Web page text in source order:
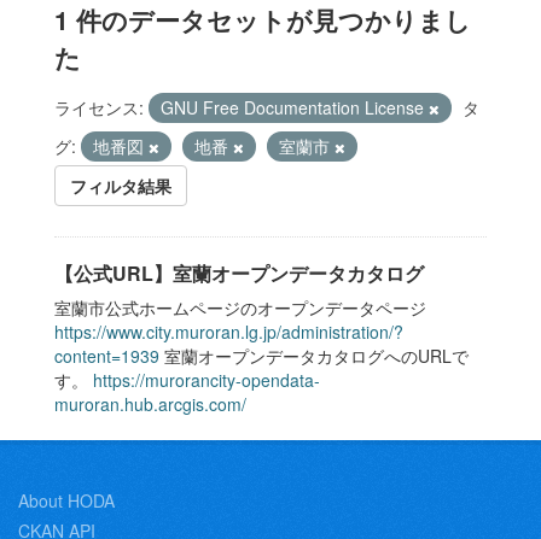
1 件のデータセットが見つかりまし
た
ライセンス: GNU Free Documentation License
タ
グ:
地番図 地番
室蘭市
フィルタ結果
【公式URL】室蘭オープンデータカタログ
室蘭市公式ホームページのオープンデータページ
https://www.city.muroran.lg.jp/administration/?
content=1939 室蘭オープンデータカタログへのURLで
す。 https://murorancity-opendata-
muroran.hub.arcgis.com/
About HODA
CKAN API